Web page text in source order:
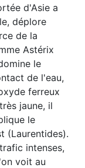
d'Asie a
déplore
de la
Astérix
le
de l'eau,
ferreux
jaune, il
le
(Laurentides).
intenses,
voit au